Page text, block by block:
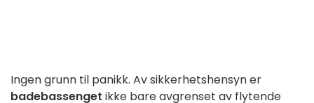
Ingen grunn til panikk. Av sikkerhetshensyn er
badebassenget ikke bare avgrenset av flytende